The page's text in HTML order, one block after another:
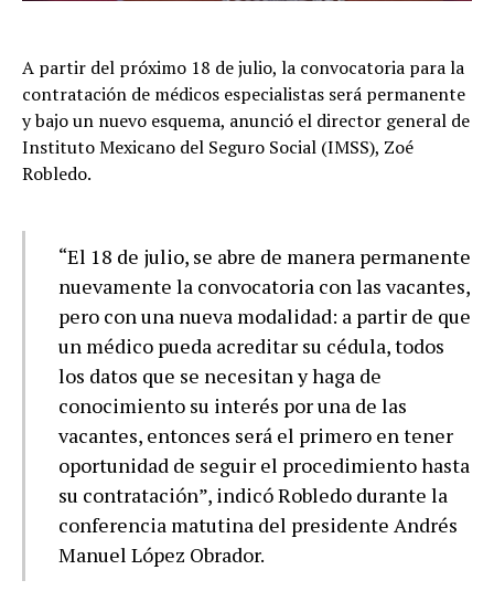
A partir del próximo 18 de julio, la convocatoria para la
contratación de médicos especialistas será permanente
y bajo un nuevo esquema, anunció el director general de
Instituto Mexicano del Seguro Social (IMSS), Zoé
Robledo.
“El 18 de julio, se abre de manera permanente
nuevamente la convocatoria con las vacantes,
pero con una nueva modalidad: a partir de que
un médico pueda acreditar su cédula, todos
los datos que se necesitan y haga de
conocimiento su interés por una de las
vacantes, entonces será el primero en tener
oportunidad de seguir el procedimiento hasta
su contratación”, indicó Robledo durante la
conferencia matutina del presidente Andrés
Manuel López Obrador.